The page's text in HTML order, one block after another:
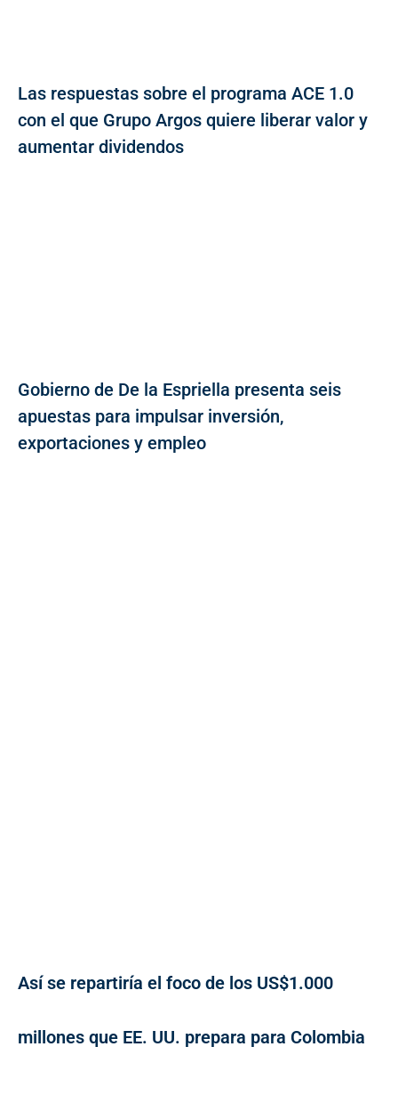
Las respuestas sobre el programa ACE 1.0
con el que Grupo Argos quiere liberar valor y
aumentar dividendos
Gobierno de De la Espriella presenta seis
apuestas para impulsar inversión,
exportaciones y empleo
Así se repartiría el foco de los US$1.000
millones que EE. UU. prepara para Colombia